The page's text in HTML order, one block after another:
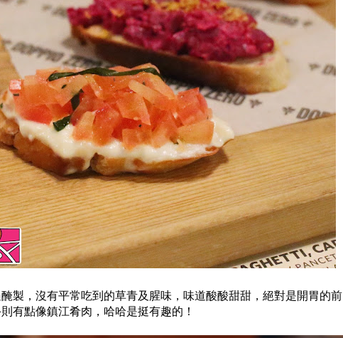
製，沒有平常吃到的草青及腥味，味道酸酸甜甜，絕對是開胃的前
有點像鎮江肴肉，哈哈是挺有趣的！